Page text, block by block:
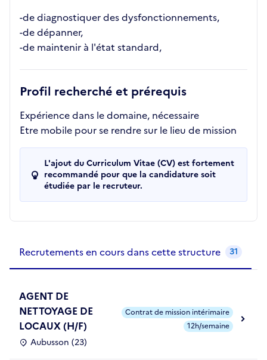
-de diagnostiquer des dysfonctionnements,
-de dépanner,
-de maintenir à l'état standard,
Profil recherché et prérequis
Expérience dans le domaine, nécessaire
Etre mobile pour se rendre sur le lieu de mission
L'ajout du Curriculum Vitae (CV) est fortement
recommandé pour que la candidature soit
étudiée par le recruteur.
Recrutements en cours dans cette structure 31
AGENT DE
NETTOYAGE DE
LOCAUX (H/F)
Aubusson (23)
Contrat de mission intérimaire
12h/semaine